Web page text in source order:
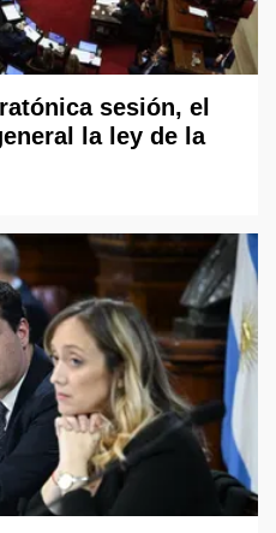
sesión, el
la ley de la